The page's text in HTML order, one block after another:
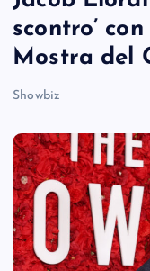
scontro’
Mostra del
Showbiz